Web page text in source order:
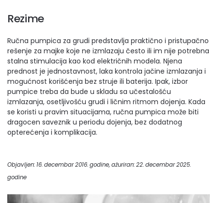
Rezime
Ručna pumpica za grudi predstavlja praktično i pristupačno
rešenje za majke koje ne izmlazaju često ili im nije potrebna
stalna stimulacija kao kod električnih modela. Njena
prednost je jednostavnost, laka kontrola jačine izmlazanja i
mogućnost korišćenja bez struje ili baterija. Ipak, izbor
pumpice treba da bude u skladu sa učestalošću
izmlazanja, osetljivošću grudi i ličnim ritmom dojenja. Kada
se koristi u pravim situacijama, ručna pumpica može biti
dragocen saveznik u periodu dojenja, bez dodatnog
opterećenja i komplikacija.
Objavljen: 16. decembar 2016. godine, ažuriran: 22. decembar 2025.
godine